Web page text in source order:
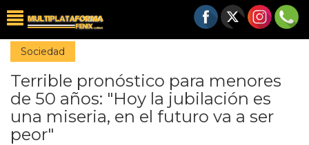
Sociedad
Terrible pronóstico para menores
de 50 años: "Hoy la jubilación es
una miseria, en el futuro va a ser
peor"